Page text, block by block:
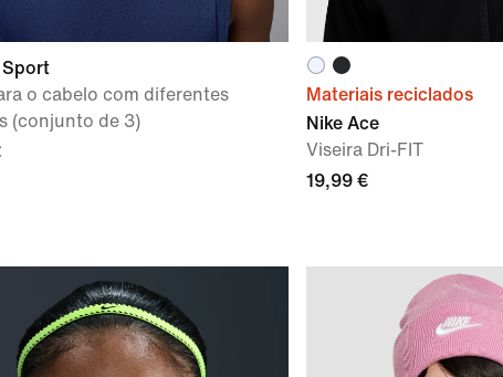
o cabelo com diferentes
(conjunto de 3)
Materiais reciclados
Nike Ace
Viseira Dri-FIT
19,99 €